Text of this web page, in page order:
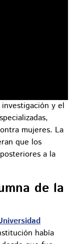
y el
mujeres. La
que los
a la
de la
había